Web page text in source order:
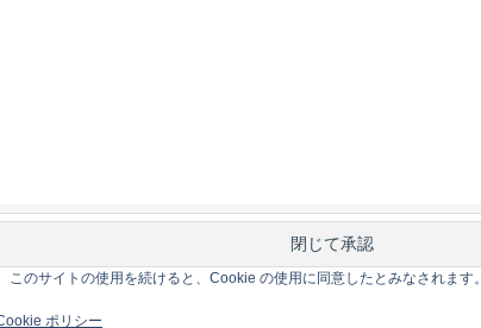
のサイトの使用を続けると、Cookie の使用に同意したとみなされます。
ポリシー